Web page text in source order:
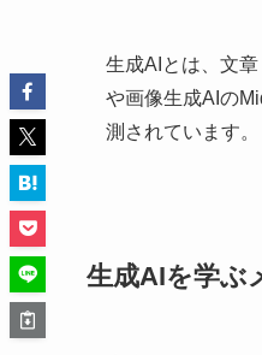
生成AIとは、文
や画像生成AIの
測されています。
生成AIを学ぶ